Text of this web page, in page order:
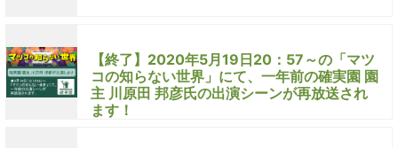
【終了】2020年5月19日20：57～の「マツ
コの知らない世界」にて、一年前の確実園 園
主 川原田 邦彦氏の出演シーンが再放送され
ます！